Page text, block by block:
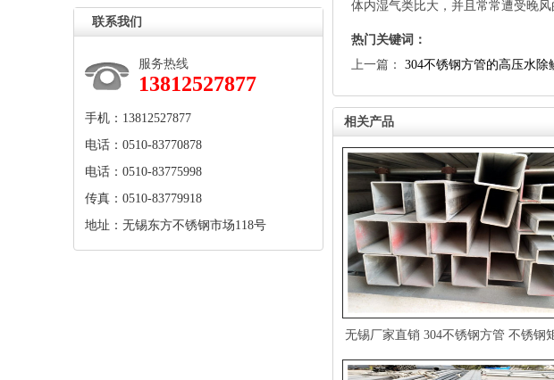
体内湿气类比大，并且常常遭受晚
热门关键词：
上一篇： 304不锈钢方管的高压水除
相关产品
无锡厂家直销304不锈钢方管不锈钢
联系我们
服务热线
13812527877
手机：13812527877
电话：0510-83770878
电话：0510-83775998
传真：0510-83779918
地址：无锡东方不锈钢市场118号